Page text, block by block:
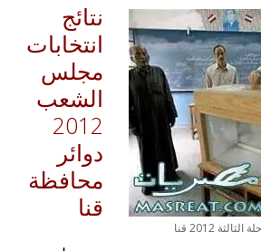
2012 قنا
نتائج
انتخابات
مجلس
الشعب
2012
دوائر
محافظة
قنا